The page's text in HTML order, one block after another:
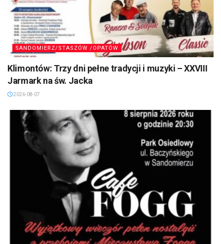
SANDOMIERZ/STASZÓW /OPATÓW
Klimontów: Trzy dni pełne tradycji i muzyki – XXVIII
Jarmark na św. Jacka
2026-08-07